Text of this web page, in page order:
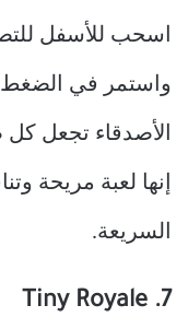
اسحب للأسفل
واستمر في الضغط
الأصدقاء تجعل كل
إنها لعبة مريحة
السريعة.
7. Tiny Royale